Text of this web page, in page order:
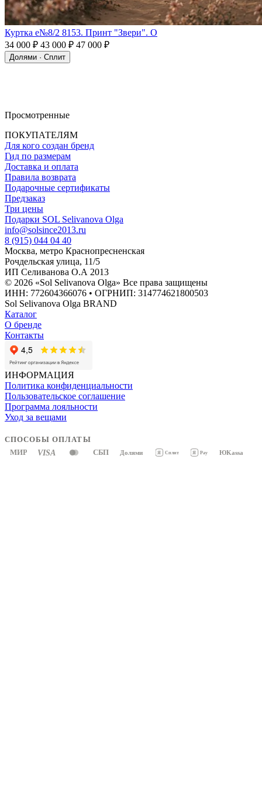
Куртка e№8/2 8153. Принт "Звери". О
34 000 ₽ 43 000 ₽ 47 000 ₽
Долями · Сплит
Просмотренные
ПОКУПАТЕЛЯМ
Для кого создан бренд
Гид по размерам
Доставка и оплата
Правила возврата
Подарочные сертификаты
Предзаказ
Три цены
Подарки SOL Selivanova Olga
info@solsince2013.ru
8 (915) 044 04 40
Москва, метро Краснопресненская
Рочдельская улица, 11/5
ИП Селиванова О.А 2013
© 2026 «Sol Selivanova Olga» Все права защищены
ИНН: 772604366076 • ОГРНИП: 314774621800503
Sol Selivanova Olga BRAND
Каталог
О бренде
Контакты
ИНФОРМАЦИЯ
Политика конфиденциальности
Пользовательское соглашение
Программа лояльности
Уход за вещами
СПОСОБЫ ОПЛАТЫ
МИР VISA СБП Долями Я Сплит Я Pay ЮKassa